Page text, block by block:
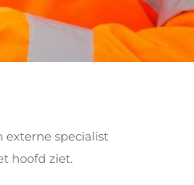
externe specialist
hoofd ziet.